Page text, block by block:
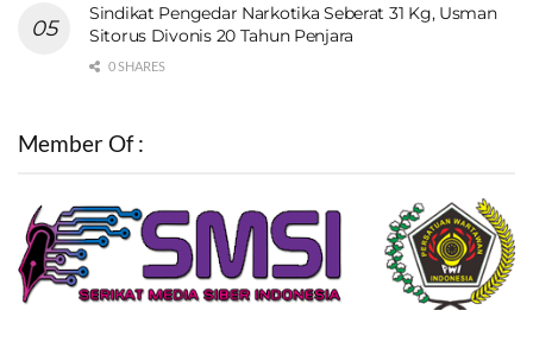
Sindikat Pengedar Narkotika Seberat 31 Kg, Usman
Sitorus Divonis 20 Tahun Penjara
0 SHARES
Member Of :